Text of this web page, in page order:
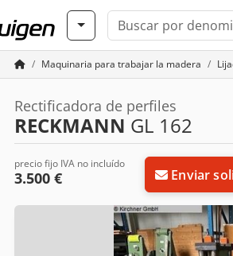
Maquinaria para trabajar la madera
Rectificadora de perfiles
RECKMANN GL 162
precio fijo IVA no incluído
3.500 € Enviar